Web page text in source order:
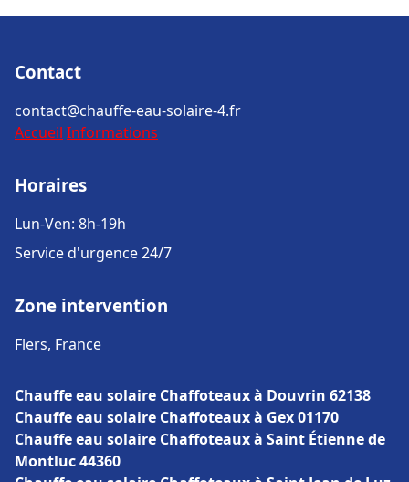
Contact
contact@chauffe-eau-solaire-4.fr
Accueil Informations
Horaires
Lun-Ven: 8h-19h
Service d'urgence 24/7
Zone intervention
Flers, France
Chauffe eau solaire Chaffoteaux à Douvrin 62138
Chauffe eau solaire Chaffoteaux à Gex 01170
Chauffe eau solaire Chaffoteaux à Saint Étienne de
Montluc 44360